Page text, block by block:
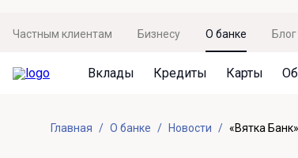
Частным клиентам Бизнесу О банке Блог
Вклады
Не упусти момент
Кредиты
Кредит под залог недвижимости
Карты
Дебетовая карта с пакетом услуг
Курсы валют
Оплата кредита
Акция «Приведи друга»
Главная О банке Новости «Вятка